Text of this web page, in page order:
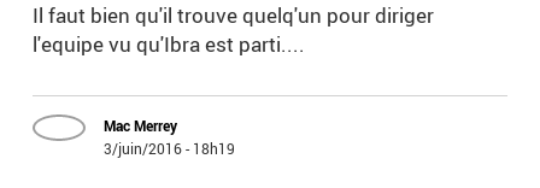
Il faut bien qu'il trouve quelq'un pour diriger
l'equipe vu qu'Ibra est parti....
Mac Merrey
3/juin/2016 - 18h19